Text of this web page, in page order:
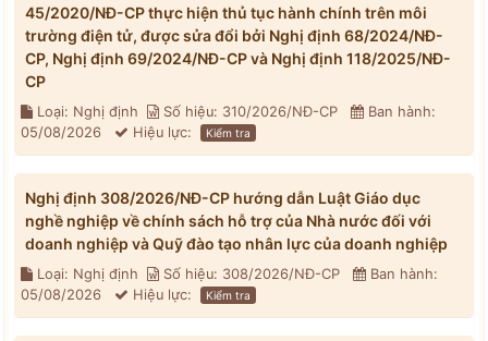
45/2020/NĐ-CP thực hiện thủ tục hành chính trên môi
trường điện tử, được sửa đổi bởi Nghị định 68/2024/NĐ-
CP, Nghị định 69/2024/NĐ-CP và Nghị định 118/2025/NĐ-
CP
Loại: Nghị định Số hiệu: 310/2026/NĐ-CP
Ban hành:
05/08/2026
Hiệu lực: Kiểm tra
Nghị định 308/2026/NĐ-CP hướng dẫn Luật Giáo dục
nghề nghiệp về chính sách hỗ trợ của Nhà nước đối với
doanh nghiệp và Quỹ đào tạo nhân lực của doanh nghiệp
Loại: Nghị định Số hiệu: 308/2026/NĐ-CP
Ban hành:
05/08/2026
Hiệu lực: Kiểm tra